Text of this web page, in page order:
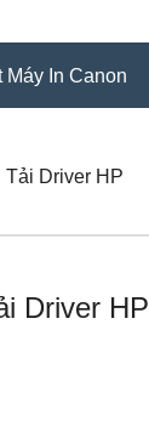
Máy In Canon
Driver HP
Driver HP